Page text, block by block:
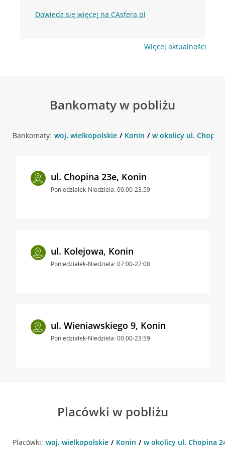
Dowiedz się więcej na CAsfera.pl
Więcej aktualności
Bankomaty w pobliżu
Bankomaty: woj. wielkopolskie Konin w okolicy ul.
ul. Chopina 23e, Konin
Poniedziałek-Niedziela: 00:00-23:59
ul. Kolejowa, Konin
Poniedziałek-Niedziela: 07:00-22:00
ul. Wieniawskiego 9, Konin
Poniedziałek-Niedziela: 00:00-23:59
Placówki w pobliżu
Placówki: woj. wielkopolskie Konin w okolicy ul. Chopina